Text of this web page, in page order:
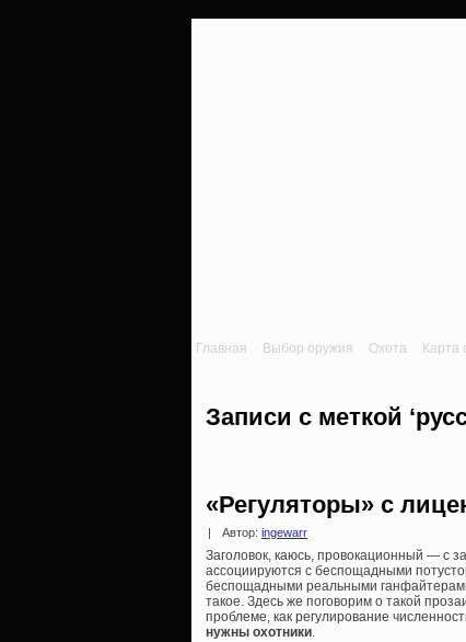
Главная Выбор оружия Охота Карта
Записи с меткой
«Регуляторы» с
Автор: ingewarr
Заголовок, каюсь, провокационный — с
ассоциируются с беспощадными
беспощадными реальными
такое. Здесь же поговорим о такой
проблеме, как регулирование
нужны охотники.